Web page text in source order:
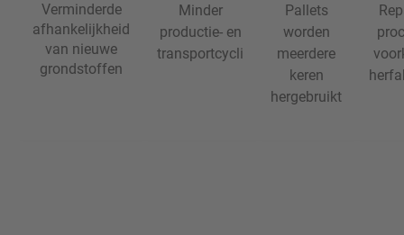
Verminderde
afhankelijkheid
van nieuwe
grondstoffen
Minder
productie- en
transportcycli
Pallets
worden
meerdere
keren
hergebruikt